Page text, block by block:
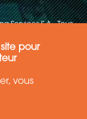
pour
vous
Services S.A. - Tous